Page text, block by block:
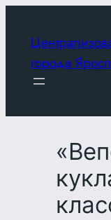
содержимому
города